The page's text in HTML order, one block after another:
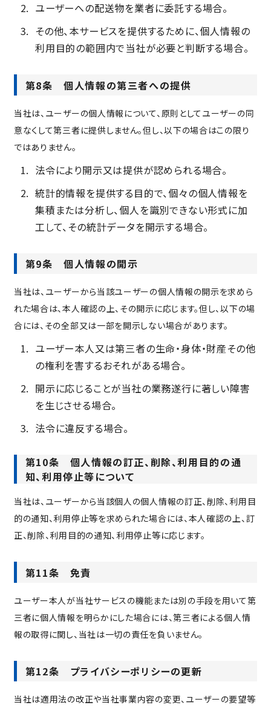
ユーザーへの配送物を業者に委託する場合。
その他、本サービスを提供するために、個人情報の
利用目的の範囲内で当社が必要と判断する場合。
第8条 個人情報の第三者への提供
当社は、ユーザーの個人情報について、原則としてユーザーの同
意なくして第三者に提供しません。但し、以下の場合はこの限り
ではありません。
法令により開示又は提供が認められる場合。
統計的情報を提供する目的で、個々の個人情報を
集積または分析し、個人を識別できない形式に加
工して、その統計データを開示する場合。
第9条 個人情報の開示
当社は、ユーザーから当該ユーザーの個人情報の開示を求めら
れた場合は、本人確認の上、その開示に応じます。但し、以下の場
合には、その全部又は一部を開示しない場合があります。
ユーザー本人又は第三者の生命・身体・財産その他
の権利を害するおそれがある場合。
開示に応じることが当社の業務遂行に著しい障害
を生じさせる場合。
法令に違反する場合。
第10条 個人情報の訂正、削除、利用目的の通
知、利用停止等について
当社は、ユーザーから当該個人の個人情報の訂正、削除、利用目
的の通知、利用停止等を求められた場合には、本人確認の上、訂
正、削除、利用目的の通知、利用停止等に応じます。
第11条 免責
ユーザー本人が当社サービスの機能または別の手段を用いて第
三者に個人情報を明らかにした場合には、第三者による個人情
報の取得に関し、当社は一切の責任を負いません。
第12条 プライバシーポリシーの更新
当社は適用法の改正や当社事業内容の変更、ユーザーの要望等